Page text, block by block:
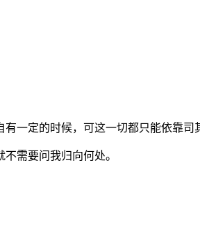
一定的时候，可这一切都只能依靠司
需要问我归向何处。